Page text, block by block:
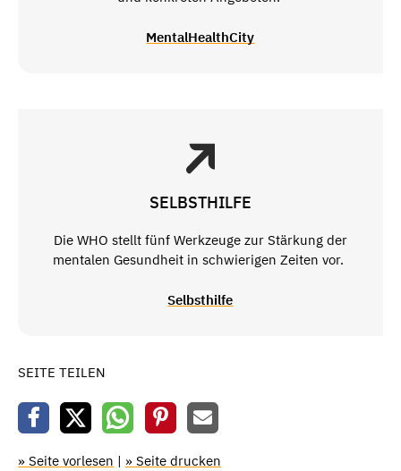
MentalHealthCity
SELBSTHILFE
Die WHO stellt fünf Werkzeuge zur Stärkung der
mentalen Gesundheit in schwierigen Zeiten vor.
Selbsthilfe
SEITE TEILEN
» Seite vorlesen | » Seite drucken